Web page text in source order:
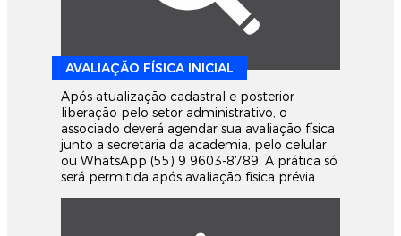
AVALIAÇÃO FÍSICA INICIAL
Após atualização cadastral e posterior
liberação pelo setor administrativo, o
associado deverá agendar sua avaliação física
junto a secretaria da academia, pelo celular
ou WhatsApp (55) 9 9603-8789. A prática só
será permitida após avaliação física prévia.